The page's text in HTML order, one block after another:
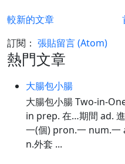
較新的文章
訂閱： 張貼留言 (Atom)
熱門文章
大腸包小腸
大腸包小腸 Two-in-
in prep. 在…期間 ad.
一(個) pron.一 num.一
n.外套 ...